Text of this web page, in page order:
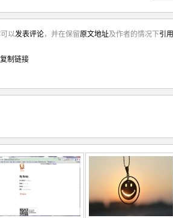
以发表评论，并在保留原文地址及作者的情况下引用
制链接